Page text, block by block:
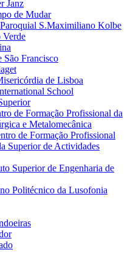
Janz
de Mudar
S.Maximiliano Kolbe
Verde
São Francisco
de Lisboa
School
de Formação Profissional da
e Metalomecânica
de Formação Profissional
Superior de Actividades
Superior de Engenharia de
Politécnico da Lusofonia